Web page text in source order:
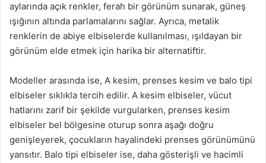
aylarında açık renkler, ferah bir görünüm sunarak, güneş
ışığının altında parlamalarını sağlar. Ayrıca, metalik
renklerin de abiye elbiselerde kullanılması, ışıldayan bir
görünüm elde etmek için harika bir alternatiftir.
Modeller arasında ise, A kesim, prenses kesim ve balo tipi
elbiseler sıklıkla tercih edilir. A kesim elbiseler, vücut
hatlarını zarif bir şekilde vurgularken, prenses kesim
elbiseler bel bölgesine oturup sonra aşağı doğru
genişleyerek, çocukların hayalindeki prenses görünümünü
yansıtır. Balo tipi elbiseler ise, daha gösterişli ve hacimli